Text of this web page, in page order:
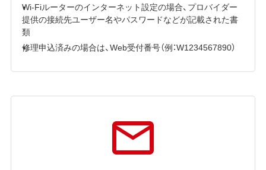
Wi-Fiルーターのインターネット設定の場合、プロバイダー
提供の接続先ユーザー名やパスワードなどが記載された書
類
修理申込済みの場合は、Web受付番号（例：W1234567890）